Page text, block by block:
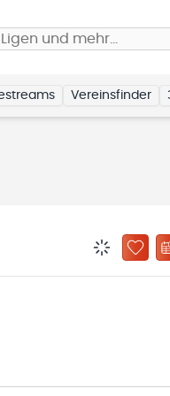
und mehr…
Vereinsfinder
ZU